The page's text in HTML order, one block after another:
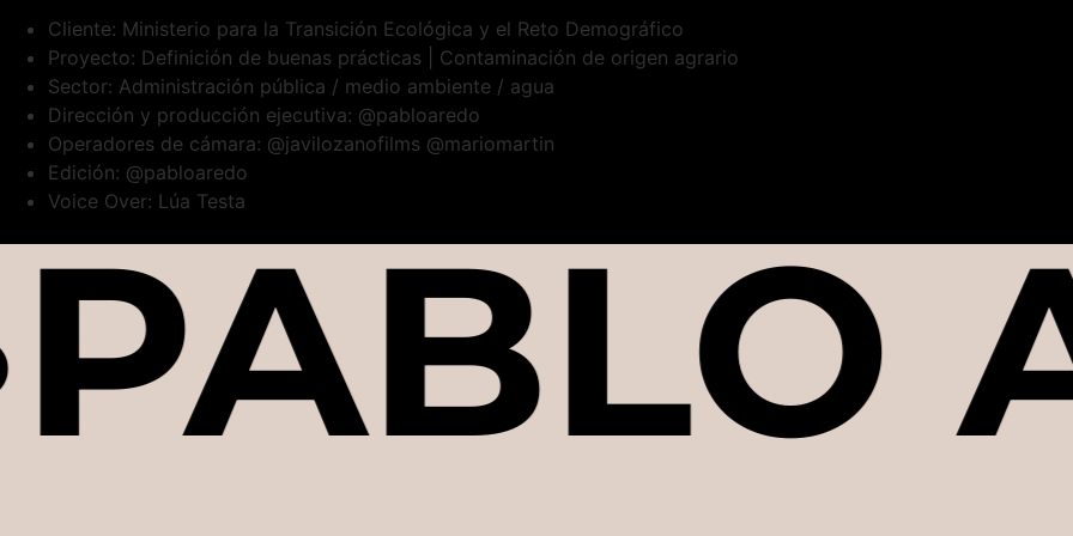
Cliente: Ministerio para la Transición Ecológica y el Reto Demográfico
Proyecto: Definición de buenas prácticas | Contaminación de origen agrario
Sector: Administración pública / medio ambiente / agua
Dirección y producción ejecutiva: @pabloaredo
Operadores de cámara: @javilozanofilms @mariomartin
Edición: @pabloaredo
Voice Over: Lúa Testa